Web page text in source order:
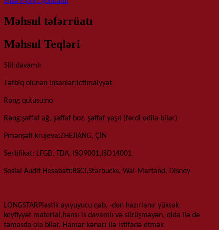
Məhsul təfərrüatı
Məhsul Teqləri
Stil :davamlı
Tətbiq olunan insanlar:ictimaiyyət
Rəng qutusu:no
Rəng:şəffaf ağ, şəffaf boz, şəffaf yaşıl (fərdi edilə bilər)
Pmənşəli krujeva:ZHEJIANG, ÇİN
Sertifikat: LFGB, FDA, ISO9001, ISO14001
Sosial Audit Hesabatı:BSCI ,Starbucks, Wal-Martand, Disney
LONGSTARPlastik ayıyuyucu qab, -dən hazırlanır yüksək
keyfiyyət material,hansı is davamlı və sürüşməyən, qida ilə də
təmasda ola bilər. Hamar kənarı ilə istifadə etmək